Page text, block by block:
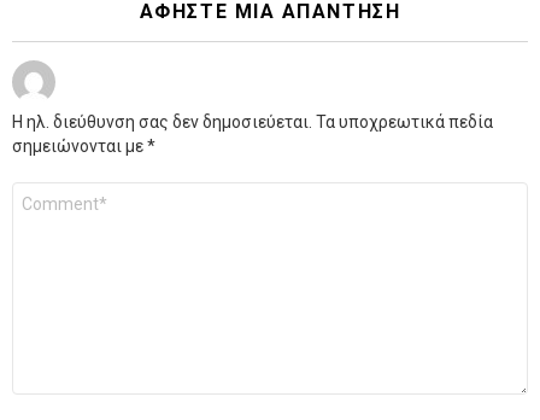
ΑΦΉΣΤΕ ΜΙΑ ΑΠΆΝΤΗΣΗ
Η ηλ. διεύθυνση σας δεν δημοσιεύεται. Τα υποχρεωτικά πεδία
σημειώνονται με*